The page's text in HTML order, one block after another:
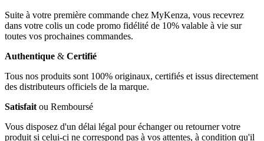
Suite à votre première commande chez MyKenza, vous recevrez
dans votre colis un code promo fidélité de 10% valable à vie sur
toutes vos prochaines commandes.
Authentique & Certifié
Tous nos produits sont 100% originaux, certifiés et issus directement
des distributeurs officiels de la marque.
Satisfait ou Remboursé
Vous disposez d'un délai légal pour échanger ou retourner votre
produit si celui-ci ne correspond pas à vos attentes, à condition qu'il